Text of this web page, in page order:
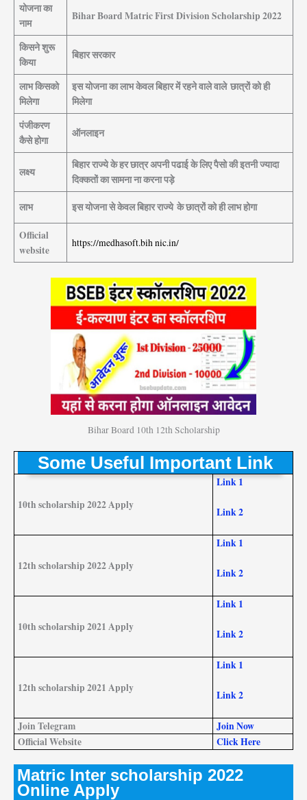
योजना का
नाम
Bihar Board Matric First Division Scholarship 2022
किसने शुरू
किया
बिहार सरकार
लाभ किसको
मिलेगा
इस योजना का लाभ केवल बिहार में रहने वाले वाले छात्रों को ही
मिलेगा
पंजीकरण
कैसे होगा
ऑनलाइन
लक्ष्य
बिहार राज्ये के हर छात्र अपनी पढाई के लिए पैसो की इतनी ज्यादा
दिक्कतों का सामना ना करना पड़े
लाभ
इस योजना से केवल बिहार राज्ये के छात्रों को ही लाभ होगा
Official
website
https://medhasoft.bih.nic.in/
Bihar Board 10th 12th Scholarship
Some Useful Important Link
10th scholarship 2022 Apply
Link 1
Link 2
12th scholarship 2022 Apply
Link 1
Link 2
10th scholarship 2021 Apply
Link 1
Link 2
12th scholarship 2021 Apply
Link 1
Link 2
Join Telegram
Join Now
Official Website
Click Here
Matric Inter scholarship 2022
Online Apply